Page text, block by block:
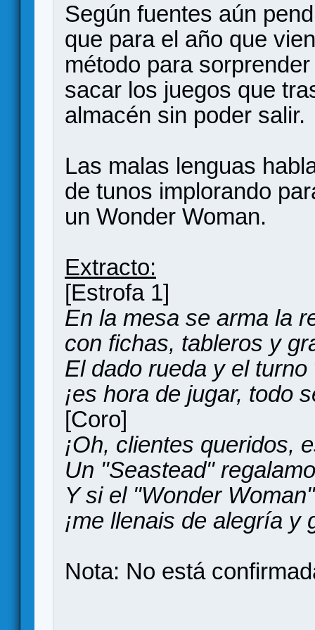
Según fuentes aún
que para el año que
método para
sacar los juegos que
almacén sin poder salir.
Las malas lenguas
de tunos implorando
un Wonder Woman.
Extracto:
[Estrofa 1]
En la mesa se arma la
con fichas, tableros y
El dado rueda y el turno
¡es hora de jugar, todo
[Coro]
¡Oh, clientes queridos,
Un "Seastead"
Y si el "Wonder
¡me llenais de alegría y
Nota: No está